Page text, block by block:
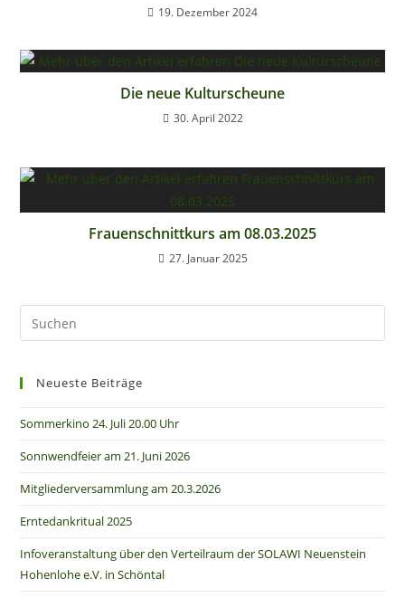
19. Dezember 2024
Die neue Kulturscheune
30. April 2022
Frauenschnittkurs am 08.03.2025
27. Januar 2025
Neueste Beiträge
Sommerkino 24. Juli 20.00 Uhr
Sonnwendfeier am 21. Juni 2026
Mitgliederversammlung am 20.3.2026
Erntedankritual 2025
Infoveranstaltung über den Verteilraum der SOLAWI Neuenstein
Hohenlohe e.V. in Schöntal